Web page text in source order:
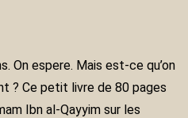
On espere. Mais est-ce qu’on
? Ce petit livre de 80 pages
Ibn al-Qayyim sur les